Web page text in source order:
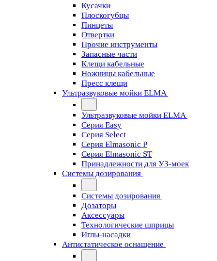
Кусачки
Плоскогубцы
Пинцеты
Отвертки
Прочие инструменты
Запасные части
Клещи кабельные
Ножницы кабельные
Пресс клещи
Ультразвуковые мойки ELMA
Ультразвуковые мойки ELMA
Серия Easy
Серия Select
Серия Elmasonic P
Серия Elmasonic ST
Принадлежности для УЗ-моек
Системы дозирования
Системы дозирования
Дозаторы
Аксессуары
Технологические шприцы
Иглы-насадки
Антистатическое оснащение